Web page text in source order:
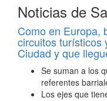
Noticias de
Como en Europa,
circuitos turísticos
Ciudad y que
Se suman a los
referentes
Los ejes que